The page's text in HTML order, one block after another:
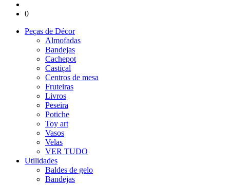
0
Peças de Décor
Almofadas
Bandejas
Cachepot
Castiçal
Centros de mesa
Fruteiras
Livros
Peseira
Potiche
Toy art
Vasos
Velas
VER TUDO
Utilidades
Baldes de gelo
Bandejas